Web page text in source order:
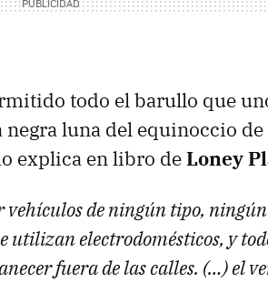
todo el barullo que
negra luna del equinoccio
explica en libro deLoney
de ningún tipo,
utilizan electrodomésticos, y
fuera de las calles. (…) el